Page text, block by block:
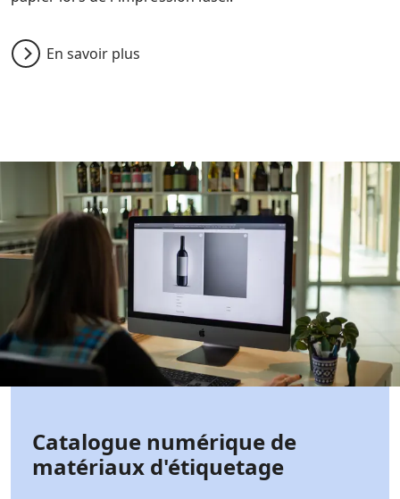
En savoir plus
Catalogue numérique de
matériaux d'étiquetage